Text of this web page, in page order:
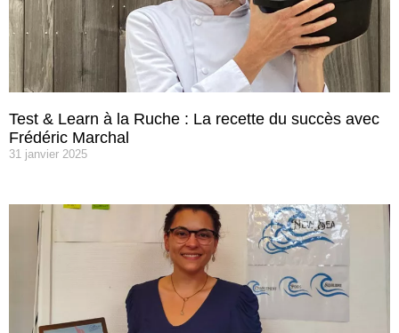
Test & Learn à la Ruche : La recette du succès avec
Frédéric Marchal
31 janvier 2025